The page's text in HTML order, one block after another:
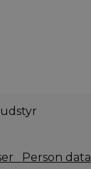
Person data